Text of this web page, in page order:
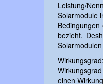
Leistung/
Solarmodule
bezieht.
Wirkungsgrad:
einen